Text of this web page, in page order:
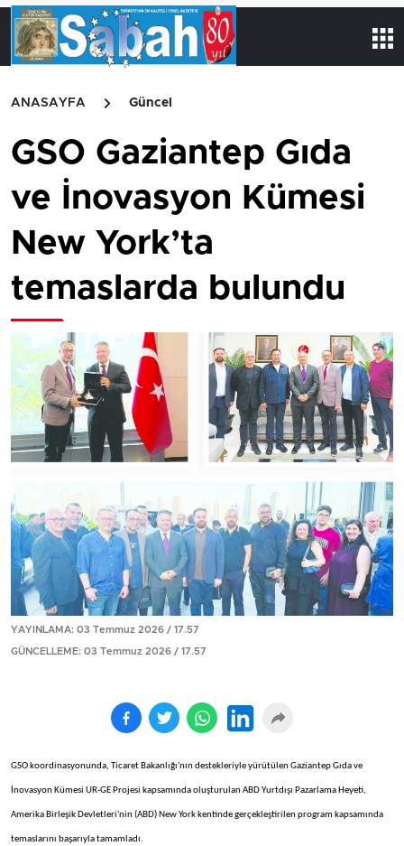
ANASAYFA Güncel
GSO Gaziantep Gıda
ve İnovasyon Kümesi
New York’ta
temaslarda bulundu
YAYINLAMA: 03 Temmuz 2026 / 17.57
GÜNCELLEME: 03 Temmuz 2026 / 17.57
GSO koordinasyonunda, Ticaret Bakanlığı'nın destekleriyle yürütülen Gaziantep Gıda ve
İnovasyon Kümesi UR-GE Projesi kapsamında oluşturulan ABD Yurtdışı Pazarlama Heyeti,
Amerika Birleşik Devletleri'nin (ABD) New York kentinde gerçekleştirilen program kapsamında
temaslarını başarıyla tamamladı.